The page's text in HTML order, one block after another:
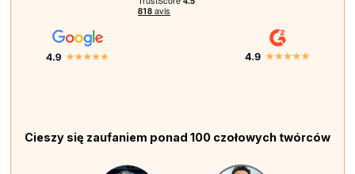
Cieszy się zaufaniem ponad 100 czołowych twórców